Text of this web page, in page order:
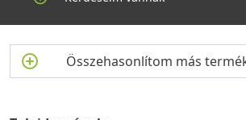
Összehasonlítom más